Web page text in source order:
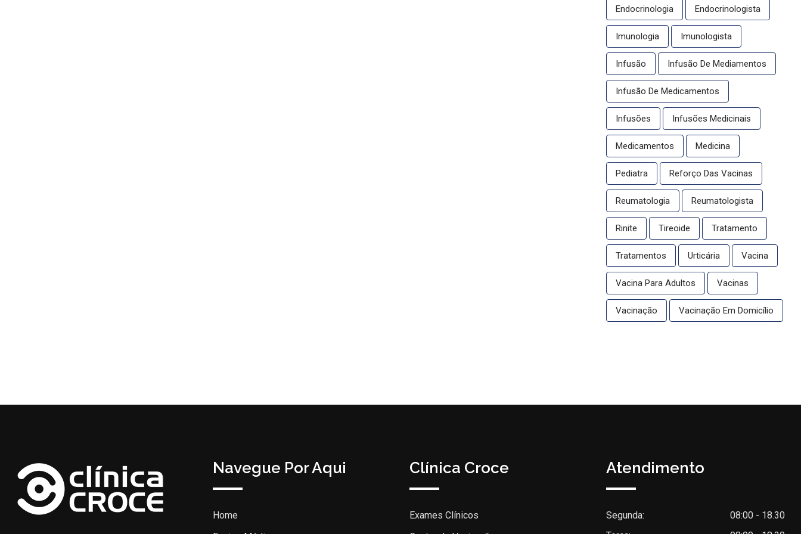
Endocrinologia Endocrinologista
Imunologia Imunologista
Infusão Infusão De Mediamentos
Infusão De Medicamentos
Infusões Infusões Medicinais
Medicamentos Medicina
Pediatra Reforço Das Vacinas
Reumatologia Reumatologista
Rinite Tireoide Tratamento
Tratamentos Urticária Vacina
Vacina Para Adultos Vacinas
Vacinação Vacinação Em Domicílio
Navegue Por Aqui
Home
Clínica Croce
Exames Clínicos
Atendimento
Segunda:
08:00 - 18.30